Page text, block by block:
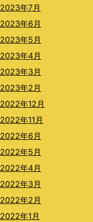
2023年7月
2023年6月
2023年5月
2023年4月
2023年3月
2023年2月
2022年12月
2022年11月
2022年6月
2022年5月
2022年4月
2022年3月
2022年2月
2022年1月